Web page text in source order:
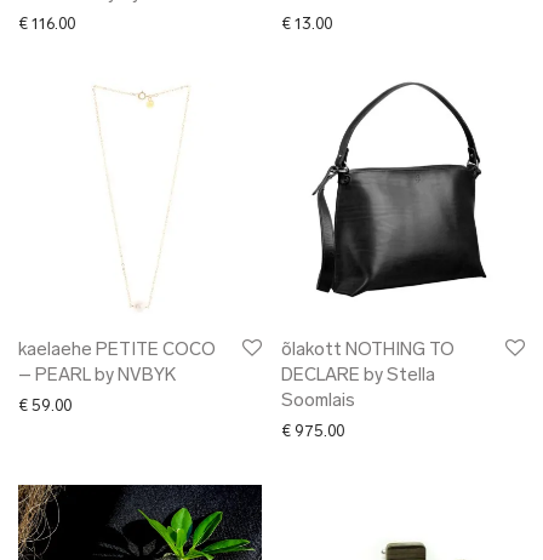
€ 116.00 € 13.00
kaelaehe PETITE COCO
– PEARL by NVBYK
€ 59.00
õlakott NOTHING TO
DECLARE by Stella
Soomlais
€ 975.00